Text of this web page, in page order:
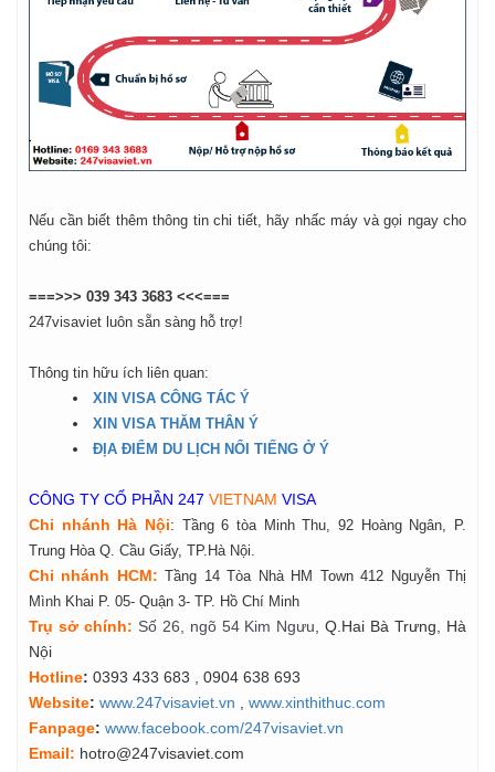
Nếu cần biết thêm thông tin chi tiết, hãy nhấc máy và gọi ngay cho
chúng tôi:
===>>> 039 343 3683 <<<===
247visaviet luôn sẵn sàng hỗ trợ!
Thông tin hữu ích liên quan:
XIN VISA CÔNG TÁC Ý
XIN VISA THĂM THÂN Ý
ĐỊA ĐIỂM DU LỊCH NỔI TIẾNG Ở Ý
CÔNG TY CỔ PHẦN 247 VIETNAM VISA
Chi nhánh Hà Nội: Tầng 6 tòa Minh Thu, 92 Hoàng Ngân, P.
Trung Hòa Q. Cầu Giấy, TP.Hà Nội.
Chi nhánh HCM: Tầng 14 Tòa Nhà HM Town 412 Nguyễn Thị
Mình Khai P. 05- Quận 3- TP. Hồ Chí Minh
Trụ sở chính: Số 26, ngõ 54 Kim Ngưu , Q.Hai Bà Trưng, Hà
Nội
Hotline: 0393 433 683 , 0904 638 693
Website: www.247visaviet.vn
www.xinthithuc.com
Fanpage: www.facebook.com/247visaviet.vn
Email: hotro@247visaviet.com